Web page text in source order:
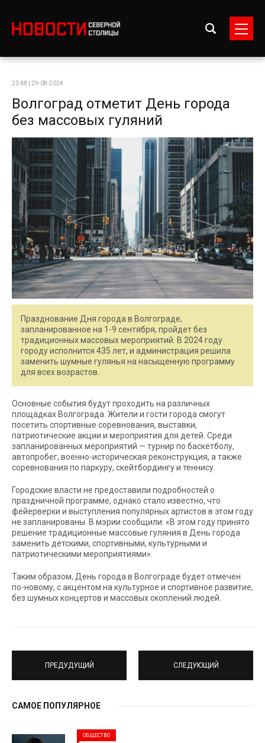
23:48 | 29-08-2024
Волгоград отметит День города
без массовых гуляний
Празднование Дня города в Волгограде,
запланированное на 1-9 сентября, пройдет без
традиционных массовых мероприятий. В 2024 году
городу исполнится 435 лет, и администрация решила
заменить шумные гулянья на насыщенную программу
для всех возрастов.
Основные события будут проходить на различных
площадках Волгограда. Жители и гости города смогут
посетить спортивные соревнования, выставки,
патриотические акции и мероприятия для детей. Среди
запланированных мероприятий — турнир по баскетболу,
автопробег, военно-историческая реконструкция, а также
соревнования по паркуру, скейтбордингу и теннису.
Городские власти не предоставили подробностей о
праздничной программе, однако стало известно, что
фейерверки и выступления популярных артистов в этом году
не запланированы. В мэрии сообщили: «В этом году принято
решение традиционные массовые гуляния в День города
заменить детскими, спортивными, культурными и
патриотическими мероприятиями».
Таким образом, День города в Волгограде будет отмечен
по-новому, с акцентом на культурное и спортивное развитие,
без шумных концертов и массовых скоплений людей.
ПРЕДУДУЩИЙ СЛЕДУЮЩИЙ
САМОЕ ПОПУЛЯРНОЕ
ОБЩЕСТВО